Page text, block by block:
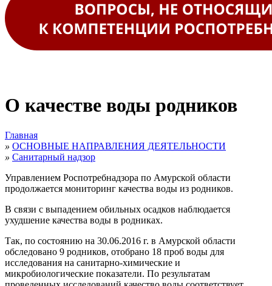
О качестве воды родников
Главная
» ОСНОВНЫЕ НАПРАВЛЕНИЯ ДЕЯТЕЛЬНОСТИ
» Санитарный надзор
Управлением Роспотребнадзора по Амурской области
продолжается мониторинг качества воды из родников.
В связи с выпадением обильных осадков наблюдается
ухудшение качества воды в родниках.
Так, по состоянию на 30.06.2016 г. в Амурской области
обследовано 9 родников, отобрано 18 проб воды для
исследования на санитарно-химические и
микробиологические показатели. По результатам